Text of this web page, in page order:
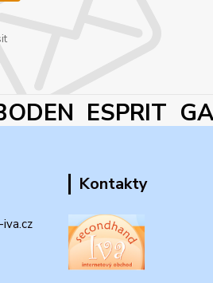
ESPRIT
Kontakty